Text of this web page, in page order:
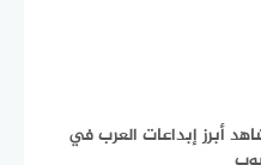
أبرز إبداعات العرب في